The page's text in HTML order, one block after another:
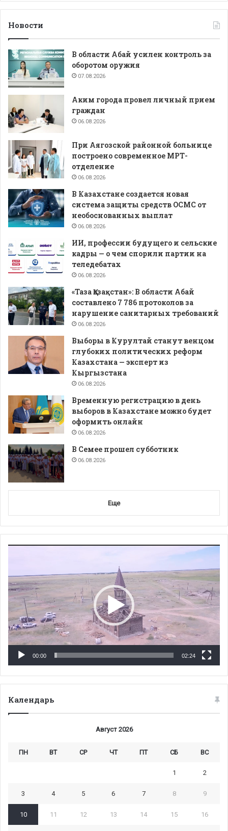
Новости
В области Абай усилен контроль за
оборотом оружия
07.08.2026
Аким города провел личный прием
граждан
06.08.2026
При Аягозской районной больнице
построено современное МРТ-
отделение
06.08.2026
В Казахстане создается новая
система защиты средств ОСМС от
необоснованных выплат
06.08.2026
ИИ, профессии будущего и сельские
кадры — о чем спорили партии на
теледебатах
06.08.2026
«Таза Қазақстан»: В области Абай
составлено 7 786 протоколов за
нарушение санитарных требований
06.08.2026
Выборы в Курултай станут венцом
глубоких политических реформ
Казахстана — эксперт из
Кыргызстана
06.08.2026
Временную регистрацию в день
выборов в Казахстане можно будет
оформить онлайн
06.08.2026
В Семее прошел субботник
06.08.2026
Еще
00:00 02:24
Календарь
Август 2026
ПН ВТ СР ЧТ ПТ СБ ВС
1 2
3 4 5 6 7 8 9
10 11 12 13 14 15 16